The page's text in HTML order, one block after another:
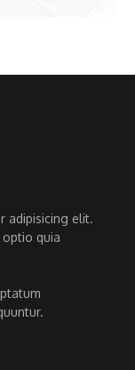
adipisicing elit.
quia